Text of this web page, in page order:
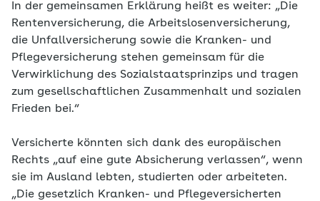
In der gemeinsamen Erklärung heißt es weiter: „Die
Rentenversicherung, die Arbeitslosenversicherung,
die Unfallversicherung sowie die Kranken- und
Pflegeversicherung stehen gemeinsam für die
Verwirklichung des Sozialstaatsprinzips und tragen
zum gesellschaftlichen Zusammenhalt und sozialen
Frieden bei.“
Versicherte könnten sich dank des europäischen
Rechts „auf eine gute Absicherung verlassen“, wenn
sie im Ausland lebten, studierten oder arbeiteten.
„Die gesetzlich Kranken- und Pflegeversicherten